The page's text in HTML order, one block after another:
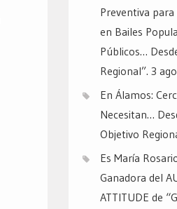
Preventiva
en Bailes
Públicos…
Regional”. 3
En Álamos:
Necesitan…
Objetivo
Es María
Ganadora del
ATTITUDE de